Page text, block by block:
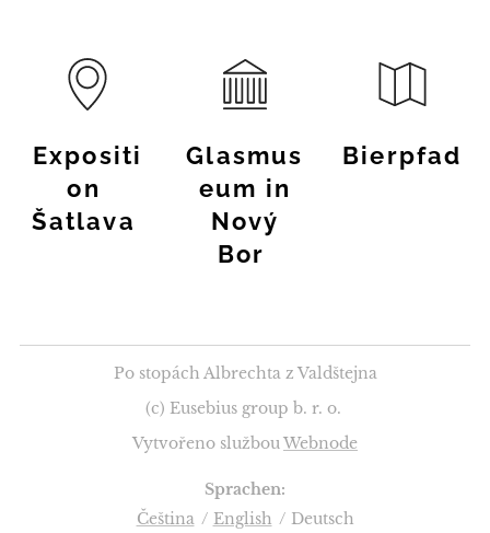
Expositi
on
Šatlava
Glasmus
eum in
Nový
Bor
Bierpfad
Po stopách Albrechta z Valdštejna
(c) Eusebius group b. r. o.
Vytvořeno službouWebnode
Sprachen
Čeština
English Deutsch